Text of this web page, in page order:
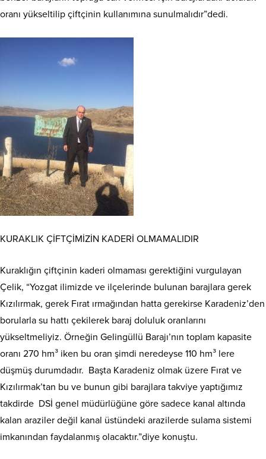
oranı yükseltilip çiftçinin kullanımına sunulmalıdır”dedi.
KURAKLIK ÇİFTÇİMİZİN KADERİ OLMAMALIDIR
Kuraklığın çiftçinin kaderi olmaması gerektiğini vurgulayan
Çelik, “Yozgat ilimizde ve ilçelerinde bulunan barajlara gerek
Kızılırmak, gerek Fırat ırmağından hatta gerekirse Karadeniz’den
borularla su hattı çekilerek baraj doluluk oranlarını
yükseltmeliyiz. Örneğin Gelingüllü Barajı’nın toplam kapasite
oranı 270 hm³ iken bu oran şimdi neredeyse 110 hm³ lere
düşmüş durumdadır. Başta Karadeniz olmak üzere Fırat ve
Kızılırmak’tan bu ve bunun gibi barajlara takviye yaptığımız
takdirde DSİ genel müdürlüğüne göre sadece kanal altında
kalan araziler değil kanal üstündeki arazilerde sulama sistemi
imkanından faydalanmış olacaktır.”diye konuştu.